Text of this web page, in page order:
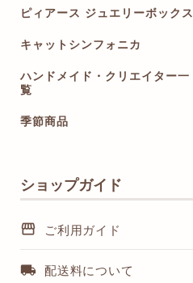
五線ノート・五線譜
祝儀袋・のし封筒
カレンダー・スケジュール
ピィアース ジュエリーボックス
キャットシンフォニカ
ハンドメイド・クリエイター一
覧
crescendo / 木製ハンドメイド
Masaenocturne / イラストレ
Rie / 音楽・楽器のネックレス
ッズ
季節商品
ハンドメイド小物
ストラップ・チャーム
ショップガイド
ご利用ガイド
配送料について